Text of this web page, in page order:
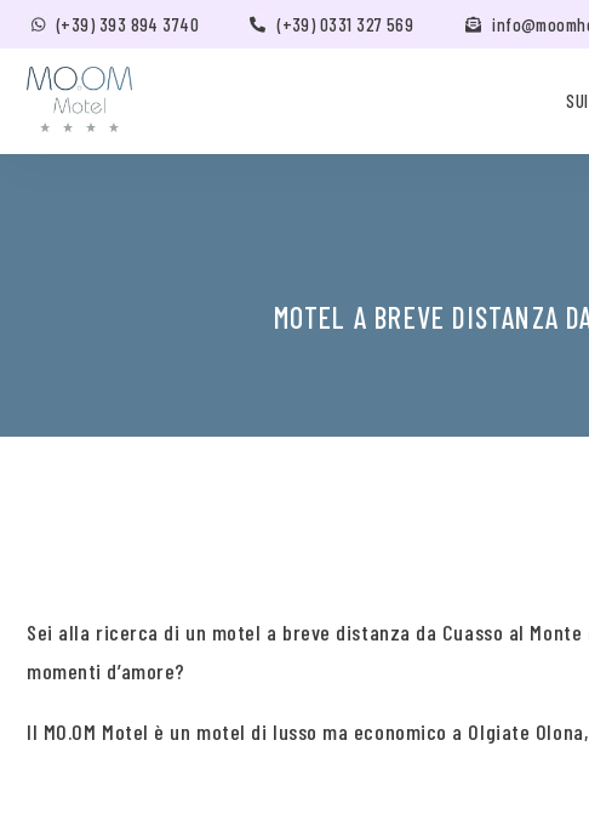
(+39) 393 894 3740 (+39) 0331 327 569
MOTEL A BREVE DISTANZA
Sei alla ricerca di un motel a breve distanza da Cuasso al
momenti d’amore?
Il MO.OM Motel è un motel di lusso ma economico a Olgiate